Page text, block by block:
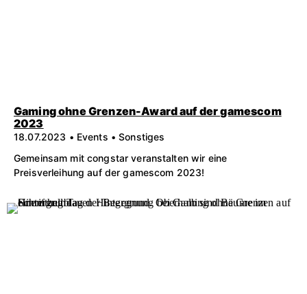
Gaming ohne Grenzen-Award auf der gamescom
2023
18.07.2023 • Events • Sonstiges
Gemeinsam mit congstar veranstalten wir eine
Preisverleihung auf der gamescom 2023!